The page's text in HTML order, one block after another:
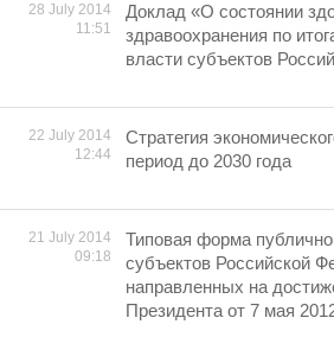
28 July 2014
11:51
Доклад «О состоянии
здравоохранения по
власти субъектов
22 July 2014
12:44
Cтратегия
период до 2030 года
21 July 2014
09:18
Типовая форма
субъектов Российской
направленных на
Президента от 7 мая